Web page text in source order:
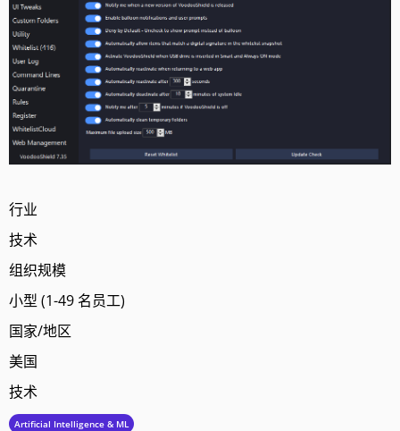
行业
技术
组织规模
小型 (1-49 名员工)
国家/地区
美国
技术
Artificial Intelligence & ML